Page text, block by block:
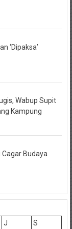
‘Dipaksa’
Wabup Supit
Kampung
Budaya
J S